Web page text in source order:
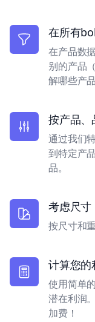
在所有
在产品数
别的产品
解哪些产品
按产品、
通过我们
到特定产
品。
考虑尺寸
按尺寸和
计算您的
使用简单
潜在利润
加费！